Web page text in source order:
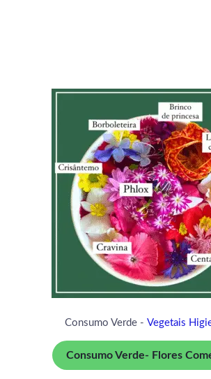
Consumo Verde - Vegetais
Consumo Verde- Flores